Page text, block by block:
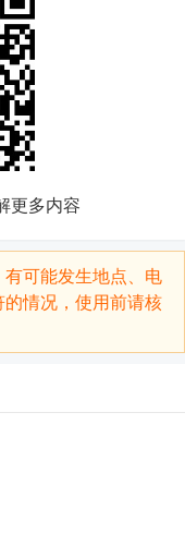
更多内容
可能发生地点、电
情况，使用前请核